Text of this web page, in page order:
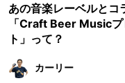
あの音楽レーベルとコ
「Craft Beer Musicプ
ト」って？
カーリー